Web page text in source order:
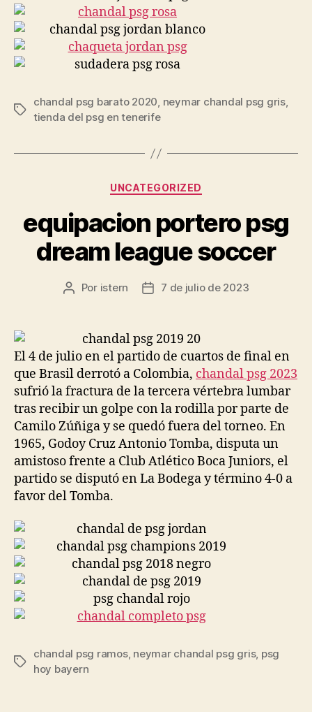
Etiquetas
chandal psg barato 2020, neymar chandal psg gris,
tienda del psg en tenerife
Categorías
UNCATEGORIZED
equipacion portero psg
dream league soccer
Autor
entrada
Por istern
Fecha
entrada
7 de julio de 2023
El 4 de julio en el partido de cuartos de final en
que Brasil derrotó a Colombia, chandal psg 2023
sufrió la fractura de la tercera vértebra lumbar
tras recibir un golpe con la rodilla por parte de
Camilo Zúñiga y se quedó fuera del torneo. En
1965, Godoy Cruz Antonio Tomba, disputa un
amistoso frente a Club Atlético Boca Juniors, el
partido se disputó en La Bodega y término 4-0 a
favor del Tomba.
Etiquetas
chandal psg ramos, neymar chandal psg gris, psg
hoy bayern